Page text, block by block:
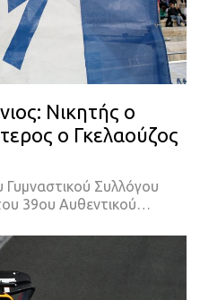
Νικητής ο
ο Γκελαούζος
Συλλόγου
39ου Αυθεντικού